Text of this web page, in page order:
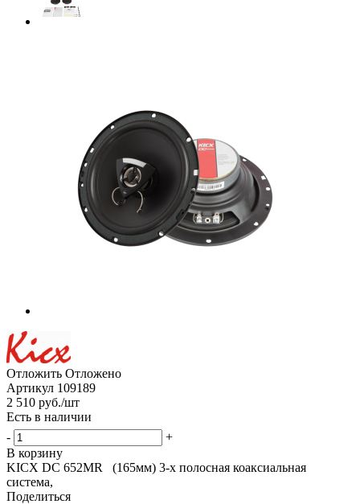
Отложить Отложено
Артикул 109189
2 510 руб./шт
Есть в наличии
-
+
В корзину
KICX DC 652MR (165мм) 3-х полосная коаксиальная
система,
Поделиться